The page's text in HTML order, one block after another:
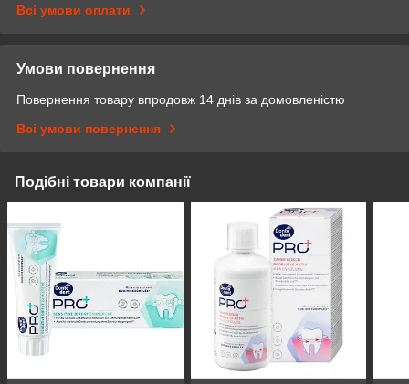
Всі умови оплати
Умови повернення
Повернення товару впродовж 14 днів за домовленістю
Всі умови повернення
Подібні товари компанії